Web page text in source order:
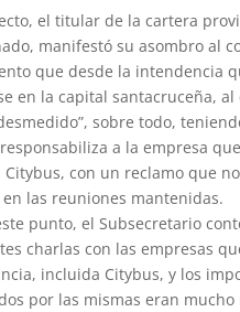
el titular de la cartera
manifestó su asombro al
que desde la intendencia
en la capital santacruceña, al
sobre todo,
a la empresa
con un reclamo que
las reuniones mantenidas.
punto, el Subsecretario
charlas con las empresas
incluida Citybus, y los
por las mismas eran mucho